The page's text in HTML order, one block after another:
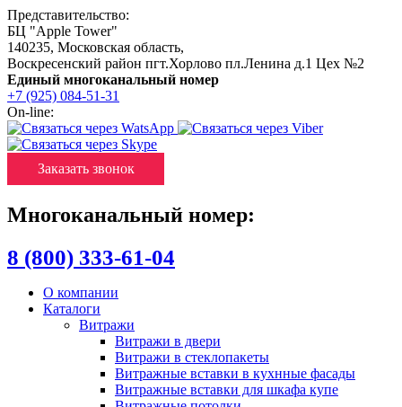
Представительство:
БЦ "Apple Tower"
140235, Московская область,
Воскресенский район пгт.Хорлово пл.Ленина д.1 Цех №2
Единый многоканальный номер
+7 (925) 084-51-31
On-line:
Заказать звонок
Многоканальный номер:
8 (800) 333-61-04
О компании
Каталоги
Витражи
Витражи в двери
Витражи в стеклопакеты
Витражные вставки в кухнные фасады
Витражные вставки для шкафа купе